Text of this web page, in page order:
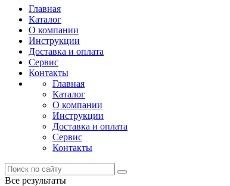
Главная
Каталог
О компании
Инструкции
Доставка и оплата
Сервис
Контакты
Главная
Каталог
О компании
Инструкции
Доставка и оплата
Сервис
Контакты
Все результаты